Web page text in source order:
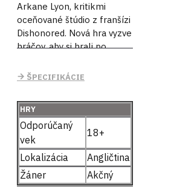
Arkane Lyon, kritikmi
oceňované štúdio z franšízi
Dishonored. Nová hra vyzve
hráčov, aby si hrali po
uväznení v časovej slučke
Blackreef, odsúdení k
tomu opakovať jeden a ten
istý deň stále dookola
navždy. Jedinou šancou na
únik je prelomiť slučku
odkrývaním informácií a
zavraždenie ôsmich
ŠPECIFIKÁCIE
HRY
Odporúčaný
vek
18+
Lokalizácia
Angličtina
Žáner
Akčný